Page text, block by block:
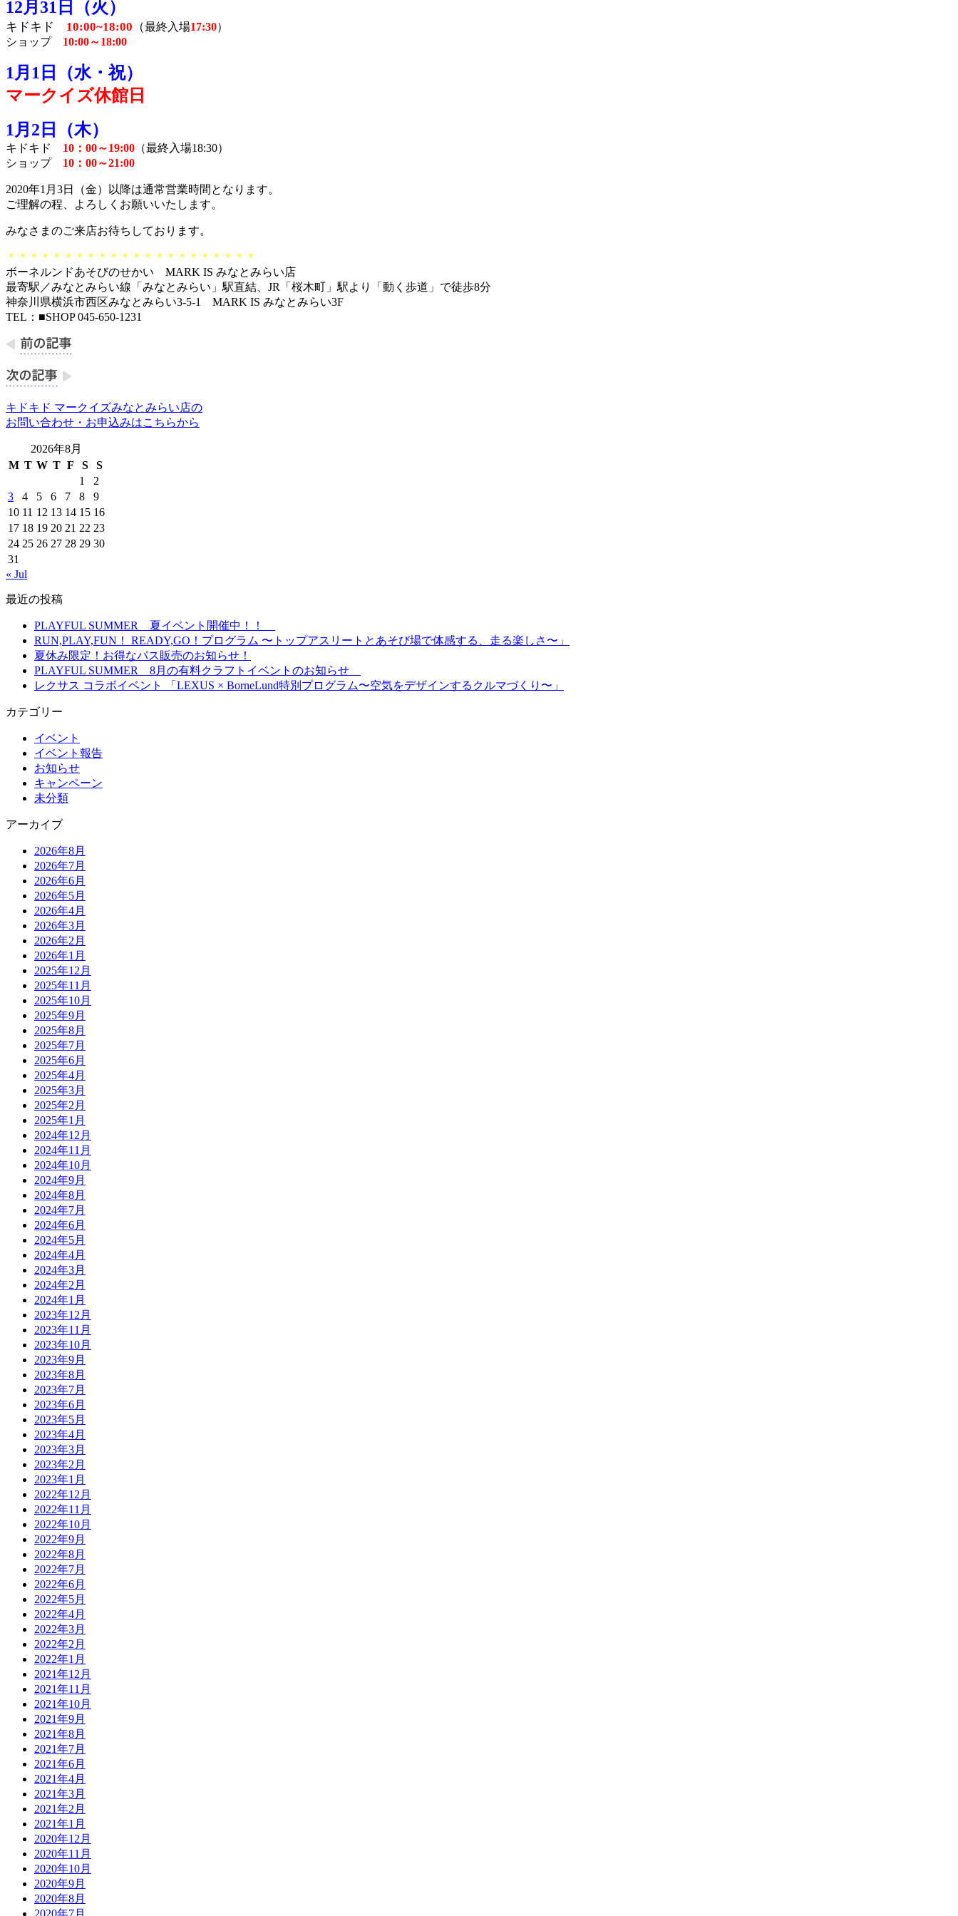
12月31日（火）
キドキド 10:00~18:00 （最終入場17:30）
ショップ 10:00～18:00
1月1日（水・祝）
マークイズ休館日
1月2日（木）
キドキド 10：00～19:00 （最終入場18:30）
ショップ 10：00～21:00
2020年1月3日（金）以降は通常営業時間となります。
ご理解の程、よろしくお願いいたします。
みなさまのご来店お待ちしております。
＊＊＊＊＊＊＊＊＊＊＊＊＊＊＊＊＊＊＊＊＊＊
ボーネルンドあそびのせかい MARK IS みなとみらい店
最寄駅／みなとみらい線「みなとみらい」駅直結、JR「桜木町」駅より「動く歩道」で徒歩8分
神奈川県横浜市西区みなとみらい3-5-1 MARK IS みなとみらい3F
TEL：■SHOP 045-650-1231
キドキド マークイズみなとみらい店の
お問い合わせ・お申込みはこちらから
2026年8月
M T W T F S
S
1
2
3
4 5 6 7 8
9
10 11 12 13 14 15 16
17 18 19 20 21 22 23
24 25 26 27 28 29 30
31
« Jul
最近の投稿
PLAYFUL SUMMER 夏イベント開催中！！
RUN,PLAY,FUN！ READY,GO！プログラム 〜トップアスリートとあそび場で体感する、走る楽しさ〜」
夏休み限定！お得なパス販売のお知らせ！
PLAYFUL SUMMER 8月の有料クラフトイベントのお知らせ
レクサス コラボイベント 「LEXUS × BorneLund特別プログラム〜空気をデザインするクルマづくり〜」
カテゴリー
イベント
イベント報告
お知らせ
キャンペーン
未分類
アーカイブ
2026年8月
2026年7月
2026年6月
2026年5月
2026年4月
2026年3月
2026年2月
2026年1月
2025年12月
2025年11月
2025年10月
2025年9月
2025年8月
2025年7月
2025年6月
2025年4月
2025年3月
2025年2月
2025年1月
2024年12月
2024年11月
2024年10月
2024年9月
2024年8月
2024年7月
2024年6月
2024年5月
2024年4月
2024年3月
2024年2月
2024年1月
2023年12月
2023年11月
2023年10月
2023年9月
2023年8月
2023年7月
2023年6月
2023年5月
2023年4月
2023年3月
2023年2月
2023年1月
2022年12月
2022年11月
2022年10月
2022年9月
2022年8月
2022年7月
2022年6月
2022年5月
2022年4月
2022年3月
2022年2月
2022年1月
2021年12月
2021年11月
2021年10月
2021年9月
2021年8月
2021年7月
2021年6月
2021年4月
2021年3月
2021年2月
2021年1月
2020年12月
2020年11月
2020年10月
2020年9月
2020年8月